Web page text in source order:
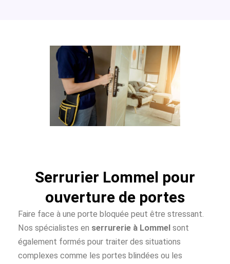
Serrurier Lommel pour
ouverture de portes
Faire face à une porte bloquée peut être stressant.
Nos spécialistes en serrurerie à Lommel sont
également formés pour traiter des situations
complexes comme les portes blindées ou les